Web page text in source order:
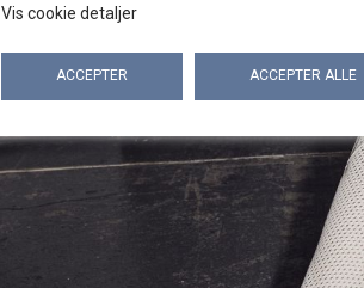
Vis cookie detaljer